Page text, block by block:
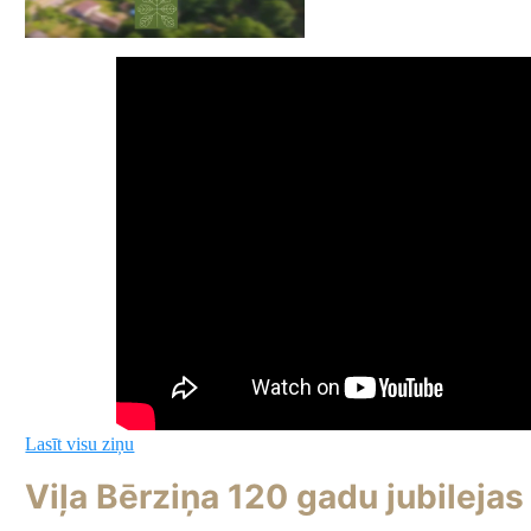
Lasīt visu ziņu
Viļa Bērziņa 120 gadu